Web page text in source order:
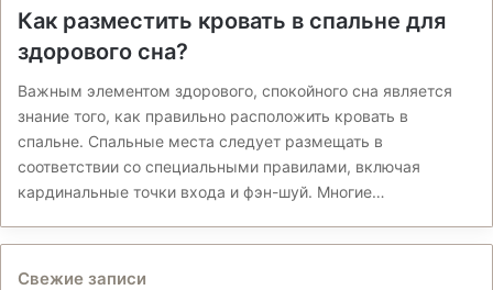
Как разместить кровать в спальне для
здорового сна?
Важным элементом здорового, спокойного сна является
знание того, как правильно расположить кровать в
спальне. Спальные места следует размещать в
соответствии со специальными правилами, включая
кардинальные точки входа и фэн-шуй. Многие…
Свежие записи